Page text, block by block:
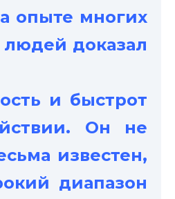
опыте многих
доказал
и быстрот
Он не
известен,
диапазон